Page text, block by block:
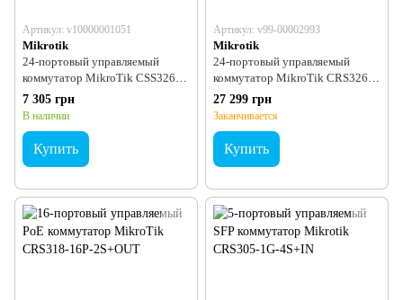
Артикул: v10000001051
Mikrotik
24-портовый управляемый
коммутатор MikroTik CSS326-
24G-2S+RM
7 305 грн
В наличии
Купить
Артикул: v99-00002993
Mikrotik
24-портовый управляемый
коммутатор MikroTik CRS326-
24S+2Q+RM
27 299 грн
Заканчивается
Купить